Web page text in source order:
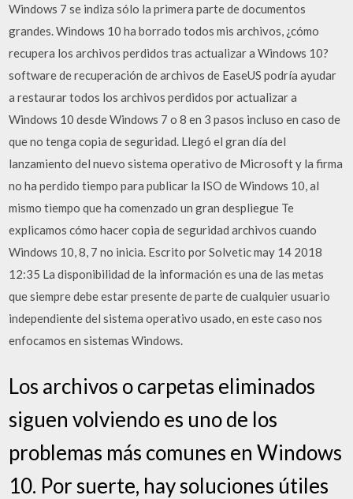
Windows 7 se indiza sólo la primera parte de documentos
grandes. Windows 10 ha borrado todos mis archivos, ¿cómo
recupera los archivos perdidos tras actualizar a Windows 10?
software de recuperación de archivos de EaseUS podría ayudar
a restaurar todos los archivos perdidos por actualizar a
Windows 10 desde Windows 7 o 8 en 3 pasos incluso en caso de
que no tenga copia de seguridad. Llegó el gran día del
lanzamiento del nuevo sistema operativo de Microsoft y la firma
no ha perdido tiempo para publicar la ISO de Windows 10, al
mismo tiempo que ha comenzado un gran despliegue Te
explicamos cómo hacer copia de seguridad archivos cuando
Windows 10, 8, 7 no inicia. Escrito por Solvetic may 14 2018
12:35 La disponibilidad de la información es una de las metas
que siempre debe estar presente de parte de cualquier usuario
independiente del sistema operativo usado, en este caso nos
enfocamos en sistemas Windows.
Los archivos o carpetas eliminados
siguen volviendo es uno de los
problemas más comunes en Windows
10. Por suerte, hay soluciones útiles